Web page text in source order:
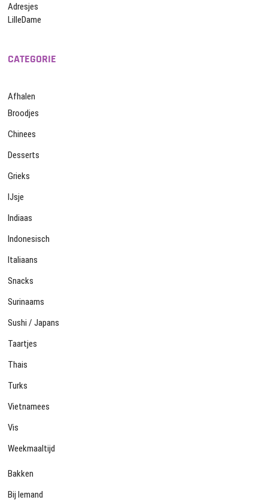
Adresjes
LilleDame
CATEGORIE
Afhalen
Broodjes
Chinees
Desserts
Grieks
IJsje
Indiaas
Indonesisch
Italiaans
Snacks
Surinaams
Sushi / Japans
Taartjes
Thais
Turks
Vietnamees
Vis
Weekmaaltijd
Bakken
Bij Iemand